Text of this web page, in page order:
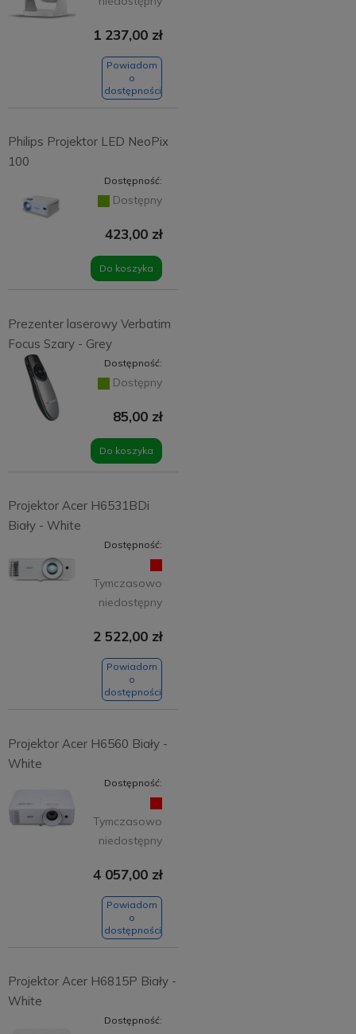
1 237,00 zł
Powiadom
o
dostępności
Philips Projektor LED NeoPix
100
Dostępność:
Dostępny
423,00 zł
Do koszyka
Prezenter laserowy Verbatim
Focus Szary - Grey
Dostępność:
Dostępny
85,00 zł
Do koszyka
Projektor Acer H6531BDi
Biały - White
Dostępność:
Tymczasowo
niedostępny
2 522,00 zł
Powiadom
o
dostępności
Projektor Acer H6560 Biały -
White
Dostępność:
Tymczasowo
niedostępny
4 057,00 zł
Powiadom
o
dostępności
Projektor Acer H6815P Biały -
White
Dostępność: